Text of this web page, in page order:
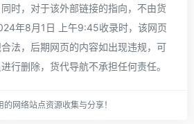
时，对于该外部链接的指向，不由货
年8月1日 上午9:45收录时，该网页
法，后期网页的内容如出现违规，可
行删除，货代导航不承担任何责任。
网络站点资源收集与分享！